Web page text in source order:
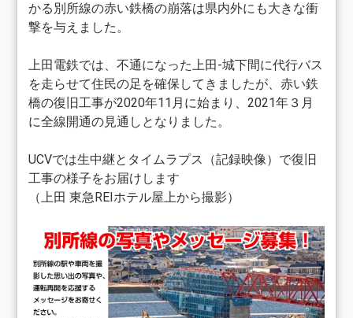
かる別所線の赤い鉄橋の崩落は県内外にも大きな衝
撃を与えました。
上田電鉄では、不通になった上田-城下間に代行バス
を走らせて住民の足を確保してきましたが、赤い鉄
橋の復旧工事が2020年11月に始まり、2021年３月
に全線開通の見通しとなりました。
UCVでは生中継とタイムラプス（記録映像）で復旧
工事の様子をお届けします
（上田 東急REIホテル屋上から撮影）